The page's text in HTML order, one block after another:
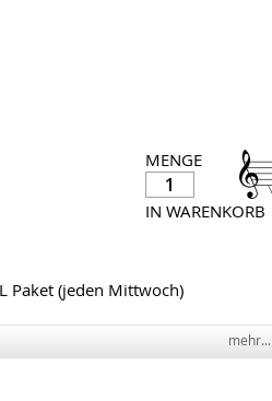
MENGE
IN WARENKORB
Paket (jeden Mittwoch)
mehr...